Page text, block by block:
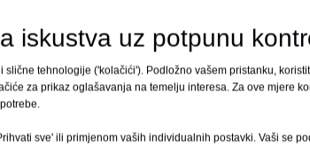
iskustva uz potpunu
slične tehnologije ('kolačići'). Podložno vašem pristanku,
za prikaz oglašavanja na temelju interesa. Za ove mjere
sve' ili primjenom vaših individualnih postavki. Vaši se